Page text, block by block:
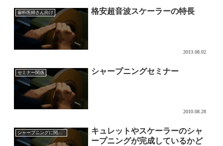
歯科医師さん向け 格安超音波スケーラーの特長
2013.08.02
セミナー関係 シャープニングセミナー
2010.08.28
シャープニングに関して
キュレットやスケーラーのシャ
ープニングが完成しているかど